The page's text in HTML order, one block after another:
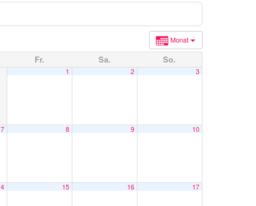
Monat
Fr. Sa. So.
1 2 3
7 8 9 10
15 16 17